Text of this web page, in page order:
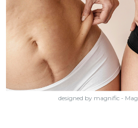
designed by magnific -